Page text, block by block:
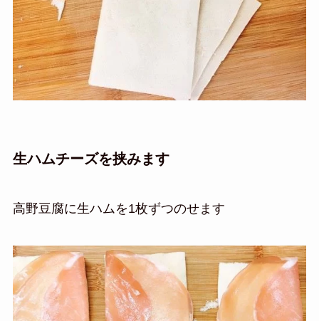
生ハムチーズを挟みます
高野豆腐に生ハムを1枚ずつのせます